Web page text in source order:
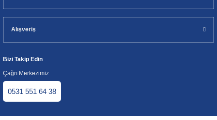
Alışveriş
Bizi Takip Edin
Çağrı Merkezimiz
0531 551 64 38